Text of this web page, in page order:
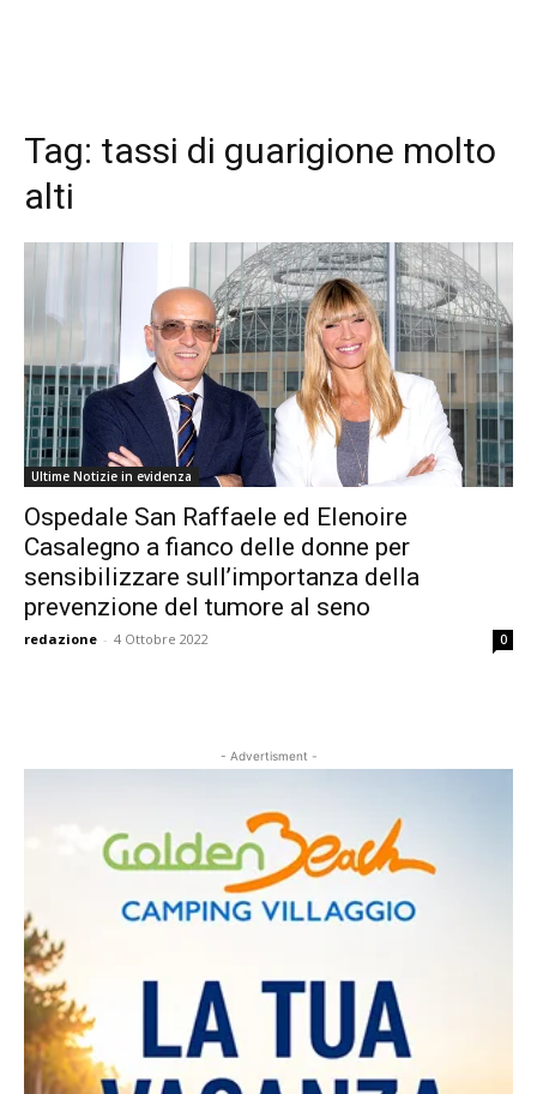
Tag: tassi di guarigione molto
alti
Ultime Notizie in evidenza
Ospedale San Raffaele ed Elenoire
Casalegno a fianco delle donne per
sensibilizzare sull’importanza della
prevenzione del tumore al seno
redazione - 4 Ottobre 2022 0
- Advertisment -